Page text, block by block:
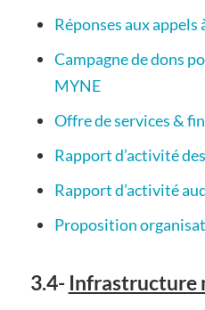
Réponses aux
Campagne de dons
MYNE
Offre de services &
Rapport d’activité
Rapport d’activité
Proposition
3.4- Infrastructure